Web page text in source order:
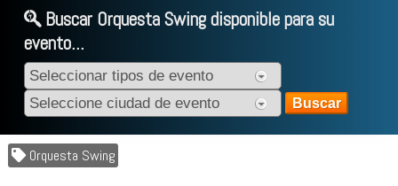
Buscar Orquesta Swing disponible para su
evento...
Orquesta Swing